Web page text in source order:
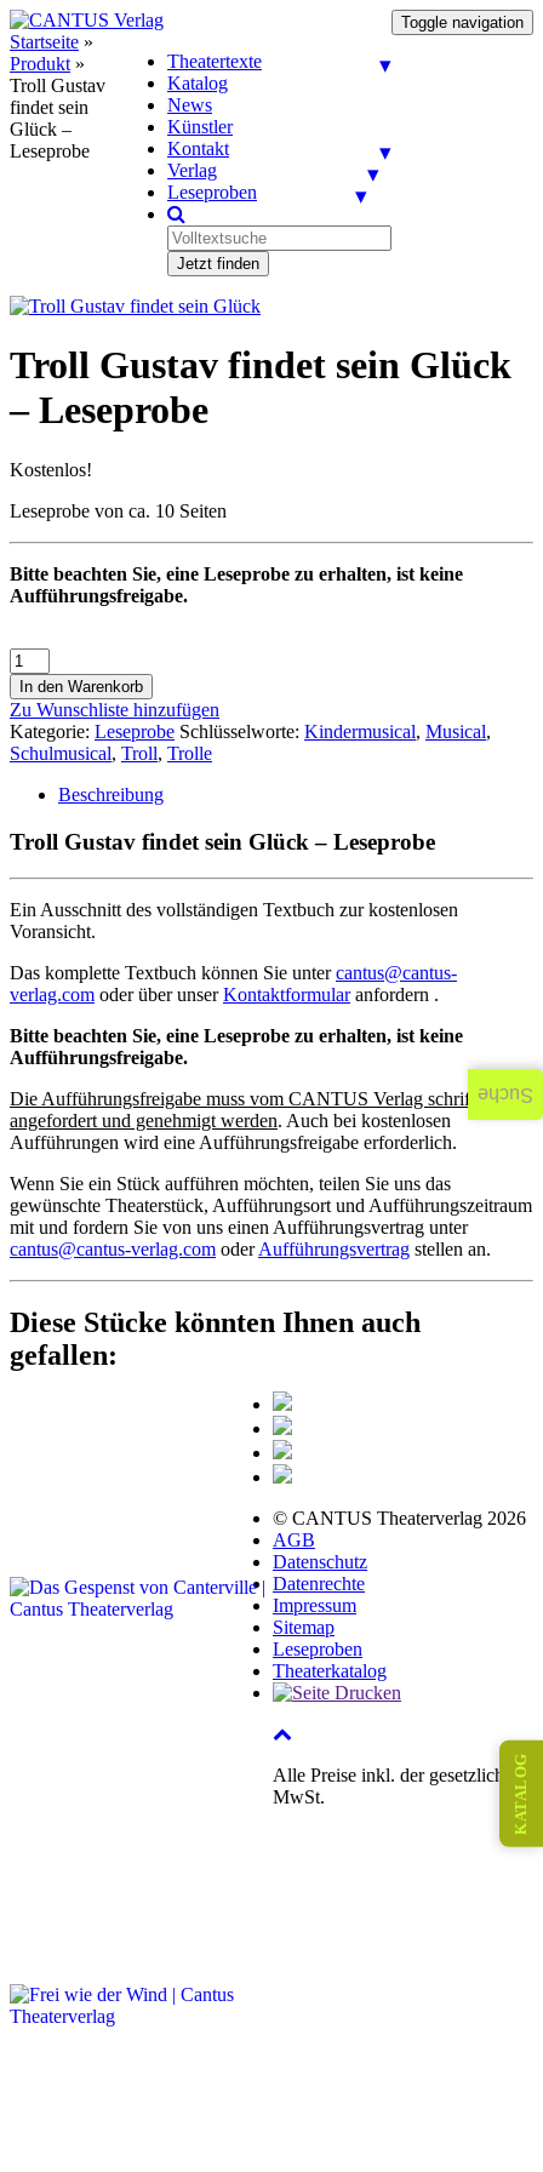
Toggle navigation
Theatertexte
Katalog
News
Künstler
Kontakt
Verlag
Leseproben
Jetzt finden
Startseite »
Produkt »
Troll Gustav
findet sein
Glück –
Leseprobe
Troll Gustav findet sein Glück
– Leseprobe
Kostenlos!
Leseprobe von ca. 10 Seiten
Bitte beachten Sie, eine Leseprobe zu erhalten, ist keine
Aufführungsfreigabe.
In den Warenkorb
Zu Wunschliste hinzufügen
Kategorie: Leseprobe Schlüsselworte: Kindermusical, Musical,
Schulmusical, Troll, Trolle
Beschreibung
Troll Gustav findet sein Glück – Leseprobe
Ein Ausschnitt des vollständigen Textbuch zur kostenlosen
Voransicht.
Das komplette Textbuch können Sie untercantus@cantus-
verlag.com oder über unserKontaktformularanfordern .
Bitte beachten Sie, eine Leseprobe zu erhalten, ist keine
Aufführungsfreigabe.
Die Aufführungsfreigabe muss vom CANTUS Verlag schriftlich
angefordert und genehmigt werden. Auch bei kostenlosen
Aufführungen wird eine Aufführungsfreigabe erforderlich.
Wenn Sie ein Stück aufführen möchten, teilen Sie uns das
gewünschte Theaterstück, Aufführungsort und Aufführungszeitraum
mit und fordern Sie von uns einen Aufführungsvertrag unter
cantus@cantus-verlag.com oderAufführungsvertrag stellen an.
Diese Stücke könnten Ihnen auch
gefallen:
© CANTUS Theaterverlag 2026
AGB
Datenschutz
Datenrechte
Impressum
Sitemap
Leseproben
Theaterkatalog
Alle Preise inkl. der gesetzlichen
MwSt.
KATALOG
Suche